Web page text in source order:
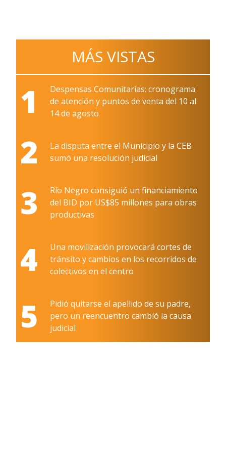
MÁS VISTAS
1
Despensas Comunitarias: cronograma
de atención y puntos de venta del 10 al
14 de agosto
2
La disputa entre el Municipio y la CEB
sumó una resolución judicial
3
Río Negro consiguió un financiamiento
del BID por US$85 millones para obras
productivas
4
Una movilización provocará cortes de
tránsito y cambios en los recorridos de
colectivos en el centro
5
Pidió quitarse el apellido de su padre,
pero un reencuentro cambió la causa
judicial